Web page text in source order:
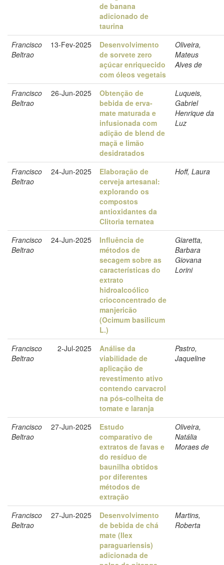
de banana
adicionado de
taurina
Francisco
Beltrao
13-Fev-2025
Desenvolvimento
de sorvete zero
açúcar enriquecido
com óleos vegetais
Oliveira,
Mateus
Alves de
Francisco
Beltrao
26-Jun-2025
Obtenção de
bebida de erva-
mate maturada e
infusionada com
adição de blend de
maçã e limão
desidratados
Luqueis,
Gabriel
Henrique da
Luz
Francisco
Beltrao
24-Jun-2025
Elaboração de
cerveja artesanal:
explorando os
compostos
antioxidantes da
Clitoria ternatea
Hoff, Laura
Francisco
Beltrao
24-Jun-2025
Influência de
métodos de
secagem sobre as
características do
extrato
hidroalcoólico
crioconcentrado de
manjericão
(Ocimum basilicum
L.)
Giaretta,
Barbara
Giovana
Lorini
Francisco
Beltrao
2-Jul-2025
Análise da
viabilidade de
aplicação de
revestimento ativo
contendo carvacrol
na pós-colheita de
tomate e laranja
Pastro,
Jaqueline
Francisco
Beltrao
27-Jun-2025
Estudo
comparativo de
extratos de favas e
do resíduo de
baunilha obtidos
por diferentes
métodos de
extração
Oliveira,
Natália
Moraes de
Francisco
Beltrao
27-Jun-2025
Desenvolvimento
de bebida de chá
mate (Ilex
paraguariensis)
adicionada de
Martins,
Roberta